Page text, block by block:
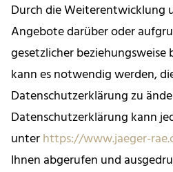
Durch die Weiterentwicklung
Angebote darüber oder
gesetzlicher
kann es notwendig werden,
Datenschutzerklärung zu
Datenschutzerklärung kann
unterhttps://www.jaeger-
Ihnen abgerufen und